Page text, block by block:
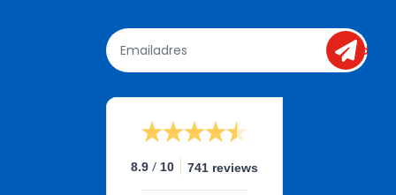
send
8.9 / 10 741 reviews